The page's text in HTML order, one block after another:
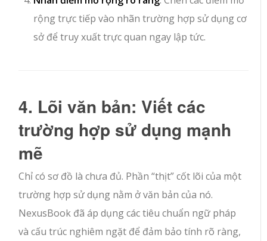
rộng trực tiếp vào nhãn trường hợp sử dụng cơ
sở để truy xuất trực quan ngay lập tức.
4. Lõi văn bản: Viết các
trường hợp sử dụng mạnh
mẽ
Chỉ có sơ đồ là chưa đủ. Phần “thịt” cốt lõi của một
trường hợp sử dụng nằm ở văn bản của nó.
NexusBook đã áp dụng các tiêu chuẩn ngữ pháp
và cấu trúc nghiêm ngặt để đảm bảo tính rõ ràng,